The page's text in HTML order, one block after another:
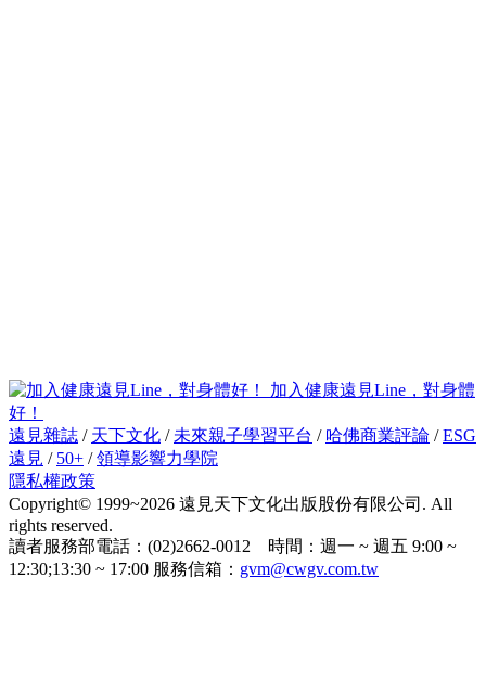
加入健康遠見Line，對身體
好！
遠見雜誌 / 天下文化 / 未來親子學習平台 / 哈佛商業評論 /ESG
遠見 / 50+ /領導影響力學院
隱私權政策
Copyright© 1999~2026 遠見天下文化出版股份有限公司. All
rights reserved.
讀者服務部電話：(02)2662-0012 時間：週一 ~ 週五 9:00 ~
12:30;13:30 ~ 17:00 服務信箱： gvm@cwgv.com.tw